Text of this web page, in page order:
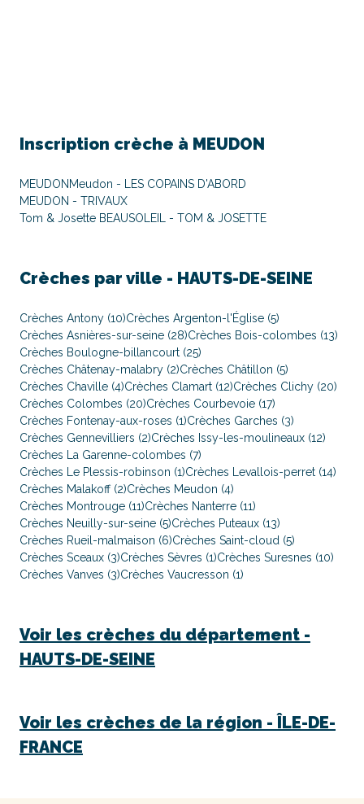
Inscription crèche à MEUDON
MEUDON Meudon - LES COPAINS D'ABORD
MEUDON - TRIVAUX
Tom & Josette BEAUSOLEIL - TOM & JOSETTE
Crèches par ville - HAUTS-DE-SEINE
Crèches Antony (10)Crèches Argenton-l'Église (5)
Crèches Asnières-sur-seine (28)Crèches Bois-colombes (13)
Crèches Boulogne-billancourt (25)
Crèches Châtenay-malabry (2)Crèches Châtillon (5)
Crèches Chaville (4)Crèches Clamart (12)Crèches Clichy (20)
Crèches Colombes (20)Crèches Courbevoie (17)
Crèches Fontenay-aux-roses (1)Crèches Garches (3)
Crèches Gennevilliers (2)Crèches Issy-les-moulineaux (12)
Crèches La Garenne-colombes (7)
Crèches Le Plessis-robinson (1)Crèches Levallois-perret (14)
Crèches Malakoff (2)Crèches Meudon (4)
Crèches Montrouge (11)Crèches Nanterre (11)
Crèches Neuilly-sur-seine (5)Crèches Puteaux (13)
Crèches Rueil-malmaison (6)Crèches Saint-cloud (5)
Crèches Sceaux (3)Crèches Sèvres (1)Crèches Suresnes (10)
Crèches Vanves (3)Crèches Vaucresson (1)
Voir les crèches du département -
HAUTS-DE-SEINE
Voir les crèches de la région - ÎLE-DE-
FRANCE